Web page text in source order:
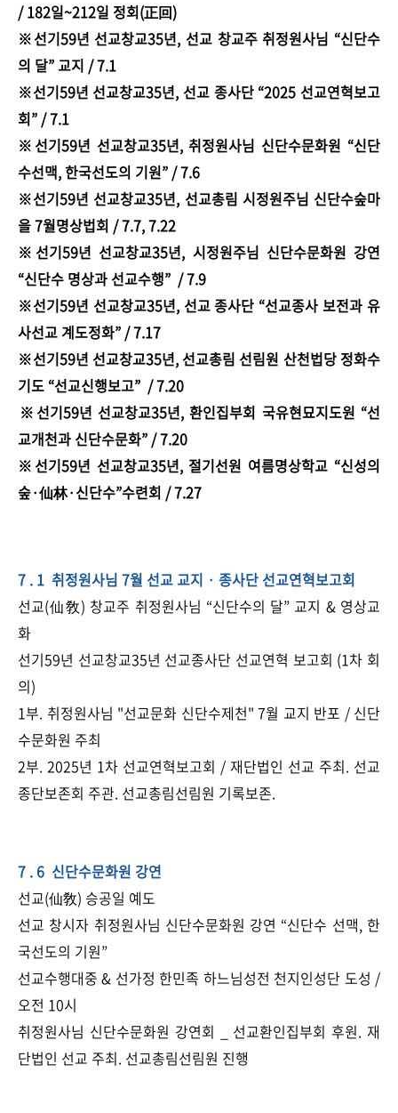
/ 182일~212일 정회(正回)
※선기59년 선교창교35년, 선교 창교주 취정원사님 “신단수
의 달” 교지 / 7.1
※선기59년 선교창교35년, 선교 종사단 “2025 선교연혁보고
회” / 7.1
※선기59년 선교창교35년, 취정원사님 신단수문화원 “신단
수선맥, 한국선도의 기원” / 7.6
※선기59년 선교창교35년, 선교총림 시정원주님 신단수숲마
을 7월명상법회 / 7.7, 7.22
※선기59년 선교창교35년, 시정원주님 신단수문화원 강연
“신단수 명상과 선교수행” / 7.9
※선기59년 선교창교35년, 선교 종사단 “선교종사 보전과 유
사선교 계도정화” / 7.17
​※선기59년 선교창교35년, 선교총림 선림원 산천법당 정화수
기도 “선교신행보고” / 7.20
​※선기59년 선교창교35년, 환인집부회 국유현묘지도원 “​선
교개천과 신단수문화” / 7.20
※선기59년 선교창교35년, 절기선원 여름명상학교 “​신성의
숲·仙林·신단수”수련회 / 7.27
7 . 1 취정원사님 7월 선교 교지 · 종사단 선교연혁보고회
선교(仙敎) 창교주 취정원사님 “신단수의 달” 교지 & 영상교
화
선기59년 선교창교35년 선교종사단 선교연혁 보고회 (1차 회
의)
1부. 취정원사님 "선교문화 신단수제천" 7월 교지 반포 / 신단
수문화원 주최
2부. 2025년 1차 선교연혁보고회 / 재단법인 선교 주최. 선교
종단보존회 주관. 선교총림선림원 기록보존.
7 . 6 신단수문화원 강연
선교(仙敎) 승공일 예도
선교 창시자 취정원사님 신단수문화원 강연 “신단수 선맥, 한
국선도의 기원”
선교수행대중 & 선가정 한민족 하느님성전 천지인성단 도성 /
오전 10시
취정원사님 신단수문화원 강연회 _ 선교환인집부회 후원. 재
단법인 선교 주최. 선교총림선림원 진행